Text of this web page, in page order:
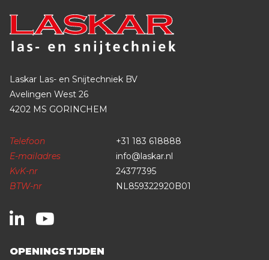
Laskar Las- en Snijtechniek BV
Avelingen West 26
4202 MS GORINCHEM
Telefoon
+31 183 618888
E-mailadres
info@laskar.nl
KvK-nr
24377395
BTW-nr
NL859322920B01
OPENINGSTIJDEN